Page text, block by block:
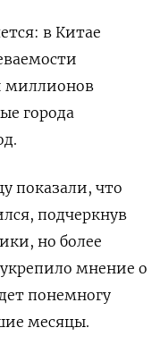
в Китае
миллионов
города
показали, что
подчеркнув
но более
мнение о
понемногу
месяцы.